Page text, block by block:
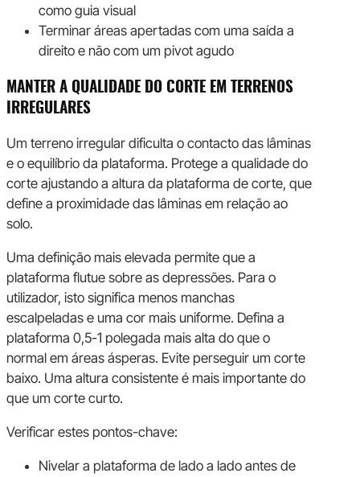
como guia visual
Terminar áreas apertadas com uma saída a
direito e não com um pivot agudo
MANTER A QUALIDADE DO CORTE EM TERRENOS
IRREGULARES
Um terreno irregular dificulta o contacto das lâminas
e o equilíbrio da plataforma. Protege a qualidade do
corte ajustando a altura da plataforma de corte, que
define a proximidade das lâminas em relação ao
solo.
Uma definição mais elevada permite que a
plataforma flutue sobre as depressões. Para o
utilizador, isto significa menos manchas
escalpeladas e uma cor mais uniforme. Defina a
plataforma 0,5-1 polegada mais alta do que o
normal em áreas ásperas. Evite perseguir um corte
baixo. Uma altura consistente é mais importante do
que um corte curto.
Verificar estes pontos-chave:
Nivelar a plataforma de lado a lado antes de